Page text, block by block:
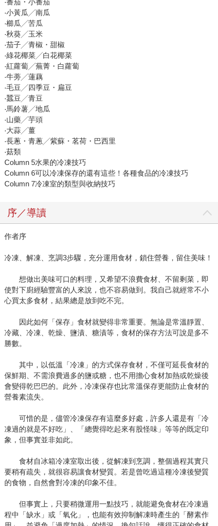
‧番茄・小番茄
‧小黃瓜╱南瓜
‧櫛瓜╱苦瓜
‧秋葵╱玉米
‧茄子╱青椒・甜椒
‧綠花椰菜╱白花椰菜
‧紅蘿蔔╱蕪菁・白蘿蔔
‧牛蒡╱蓮藕
‧毛豆╱四季豆・扁豆
‧蠶豆╱青豆
‧馬鈴薯╱地瓜
‧山藥╱芋頭
‧大蒜╱薑
‧長蔥・青蔥╱紫蘇・茗荷・巴西里
‧菇類
Column 5水果的冷凍技巧
Column 6可以冷凍保存的還有這些！各種食品的冷凍技巧
Column 7冷凍室的類型與收納技巧
序／導讀
作者序
冷凍、解凍、烹調3步驟，充分運用食材，鎖住營養，留住美味！
想做出美味可口的料理，又希望不浪費食材、不留剩菜，即
使對下廚經驗豐富的人來說，也不容易做到。我自己就經常不小
心買太多食材，結果總是放到吃不完。
因此如何「保存」食材就變得非常重要。無論是常溫靜置、
冷藏、冷凍、乾燥、鹽漬、糖漬等，食材的保存方法可說是多不
勝數。
其中，以低溫「冷凍」的方式保存食材，不僅可延長食材的
保鮮期、不需浪費過多的鹽或糖，也不用擔心食材加熱或乾燥後
會變得乾巴巴的。此外，冷凍保存也比常溫保存更能防止食材的
營養素流失。
可惜的是，儘管冷凍保存有這麼多好處，許多人還是有「冷
凍過的就是不好吃」、「總覺得吃起來有股怪味」等等的既定印
象，但事實並非如此。
食材自冰箱冷凍室取出後，從解凍到烹調，整個過程其實只
要稍有疏失，就很容易讓食材變質。若是曾吃過這種冷凍後變質
的食物，自然會對冷凍的印象不佳。
但事實上，只要稍微運用一點技巧，就能避免食材在冷凍過
程中「缺水」或「氧化」，也能有效抑制解凍時產生的「酵素作